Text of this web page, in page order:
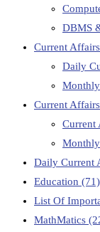
DBMS
Current Affairs
Daily
Current
Current
Daily Current
Education (71)
List Of
MathMatics